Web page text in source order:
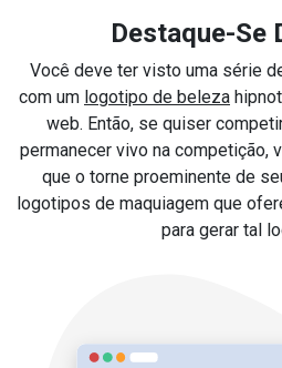
Destaque-Se
Você deve ter visto uma série
com um logotipo de beleza
web. Então, se quiser
permanecer vivo na competição,
que o torne proeminente de
logotipos de maquiagem que
para gerar tal